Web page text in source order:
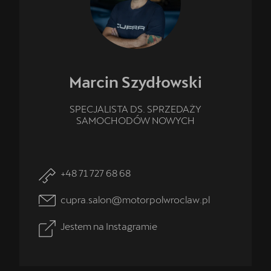
Marcin Szydłowski
SPECJALISTA DS. SPRZEDAŻY
SAMOCHODÓW NOWYCH
+48 71 727 68 68
cupra.salon@motorpolwroclaw.pl
Jestem na Instagramie